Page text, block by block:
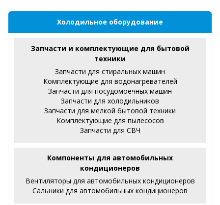
Холодильное оборудование
Запчасти и комплектующие для бытовой
техники
Запчасти для стиральных машин
Комплектующие для водонагревателей
Запчасти для посудомоечных машин
Запчасти для холодильников
Запчасти для мелкой бытовой техники
Комплектующие для пылесосов
Запчасти для СВЧ
Компоненты для автомобильных
кондиционеров
Вентиляторы для автомобильных кондиционеров
Сальники для автомобильных кондиционеров